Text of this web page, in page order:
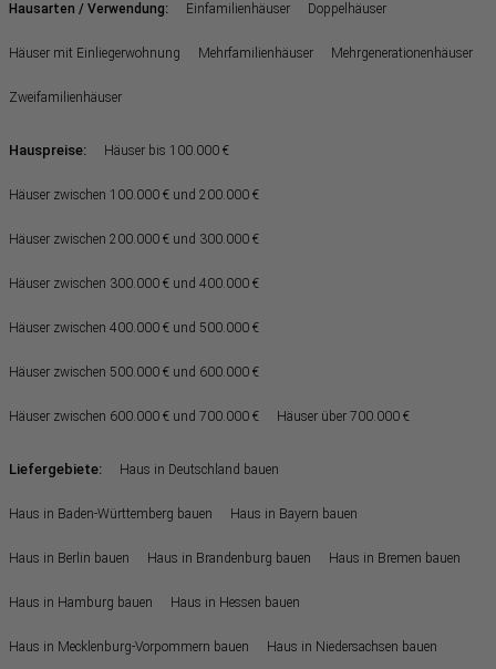
Hausarten / Verwendung: Einfamilienhäuser Doppelhäuser
Häuser mit Einliegerwohnung Mehrfamilienhäuser Mehrgenerationenhäuser
Zweifamilienhäuser
Hauspreise: Häuser bis 100.000 €
Häuser zwischen 100.000 € und 200.000 €
Häuser zwischen 200.000 € und 300.000 €
Häuser zwischen 300.000 € und 400.000 €
Häuser zwischen 400.000 € und 500.000 €
Häuser zwischen 500.000 € und 600.000 €
Häuser zwischen 600.000 € und 700.000 € Häuser über 700.000 €
Liefergebiete: Haus in Deutschland bauen
Haus in Baden-Württemberg bauen Haus in Bayern bauen
Haus in Berlin bauen Haus in Brandenburg bauen Haus in Bremen bauen
Haus in Hamburg bauen Haus in Hessen bauen
Haus in Mecklenburg-Vorpommern bauen Haus in Niedersachsen bauen